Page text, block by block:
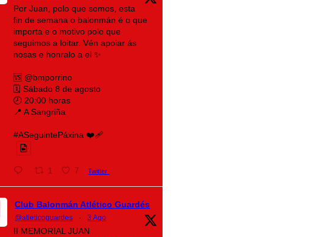
Por Juan, polo que somos, esta
fin de semana o balonmán é o que
importa e o motivo polo que
seguimos a loitar. Vén apoiar ás
nosas e honralo a el ✨
🆚 @bmporrino
🗓️ Sábado 8 de agosto
🕗 20:00 horas
📍 A Sangriña
#ASeguintePáxina ❤️‍🩹
1 7 Twitter
Club Balonmán Atlético Guardés
@atleticoguardes · 3 Ago
II MEMORIAL JUAN